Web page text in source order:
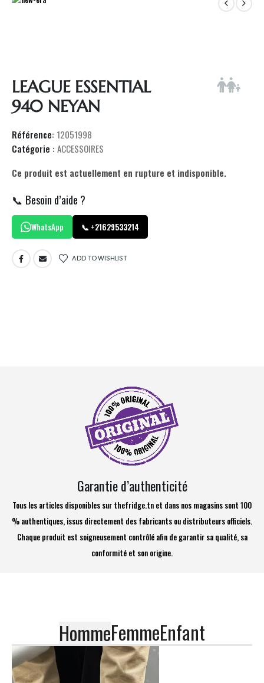
LEAGUE ESSENTIAL
940 NEYAN
Référence: 12051998
Catégorie : ACCESSOIRES
Ce produit est actuellement en rupture et indisponible.
📞 Besoin d’aide ?
WhatsApp 📞 +21629533214
ADD TO WISHLIST
Garantie d’authenticité
Tous les articles disponibles sur thefridge.tn et dans nos magasins sont 100
% authentiques, issus directement des fabricants ou distributeurs officiels.
Chaque produit est soigneusement contrôlé afin de garantir sa qualité, sa
conformité et son origine.
HommeFemmeEnfant